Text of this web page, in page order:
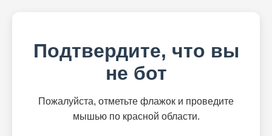
Подтвердите, что вы
не бот
Пожалуйста, отметьте флажок и проведите
мышью по красной области.